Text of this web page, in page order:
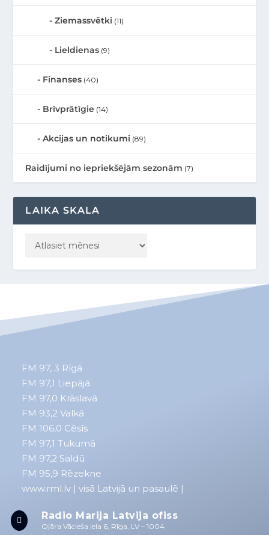
Ziemassvētki (11)
Lieldienas (9)
Finanses (40)
Brīvprātīgie (14)
Akcijas un notikumi (89)
Raidījumi no iepriekšējām sezonām (7)
LAIKA SKALA
FM 97, 3 Rīgā
FM 97,1 Liepājā
FM 97,0 Krāslavā
FM 93,2 Valkā
FM 106,0 Cēsīs
FM 97,1 Tukumā
FM 97,2 Saldū
FM 95,9 Rēzekne
www.rml.lv| visā Latvijā un pasaulē |
 Radio Marija Latvija ofiss
Ojāra Vācieša iela 6, Rīga, LV – 1004